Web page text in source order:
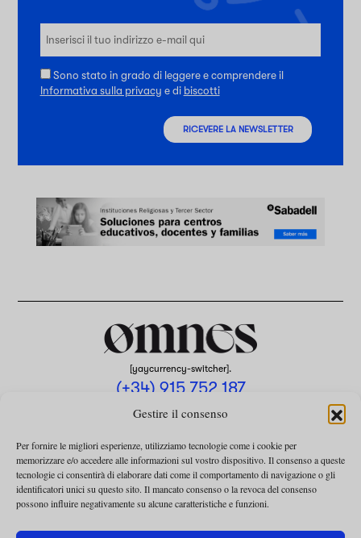
Gestire il consenso
Per fornire le migliori esperienze, utilizziamo tecnologie come i cookie per
memorizzare e/o accedere alle informazioni sul vostro dispositivo. Il consenso a queste
tecnologie ci consentirà di elaborare dati come il comportamento di navigazione o gli
identificatori unici su questo sito. Il mancato consenso o la revoca del consenso
possono influire negativamente su alcune caratteristiche e funzioni.
Sono stato in grado di leggere e comprendere il
Informativa sulla privacy e di biscotti
RICEVERE LA NEWSLETTER
[yaycurrency-switcher].
(+34) 915 752 187
omnes@omnesmag.com